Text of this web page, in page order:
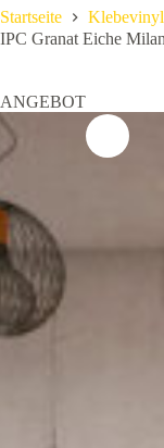
Startseite
IPC Granat Eiche
ANGEBOT